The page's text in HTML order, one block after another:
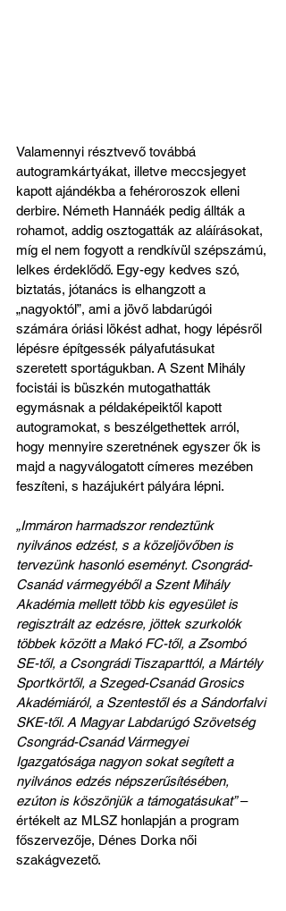
Valamennyi résztvevő továbbá
autogramkártyákat, illetve meccsjegyet
kapott ajándékba a fehéroroszok elleni
derbire. Németh Hannáék pedig állták a
rohamot, addig osztogatták az aláírásokat,
míg el nem fogyott a rendkívül szépszámú,
lelkes érdeklődő. Egy-egy kedves szó,
biztatás, jótanács is elhangzott a
„nagyoktól”, ami a jövő labdarúgói
számára óriási lökést adhat, hogy lépésről
lépésre építgessék pályafutásukat
szeretett sportágukban. A Szent Mihály
focistái is büszkén mutogathatták
egymásnak a példaképeiktől kapott
autogramokat, s beszélgethettek arról,
hogy mennyire szeretnének egyszer ők is
majd a nagyválogatott címeres mezében
feszíteni, s hazájukért pályára lépni.
„Immáron harmadszor rendeztünk
nyilvános edzést, s a közeljövőben is
tervezünk hasonló eseményt. Csongrád-
Csanád vármegyéből a Szent Mihály
Akadémia mellett több kis egyesület is
regisztrált az edzésre, jöttek szurkolók
többek között a Makó FC-től, a Zsombó
SE-től, a Csongrádi Tiszaparttól, a Mártély
Sportkörtől, a Szeged-Csanád Grosics
Akadémiáról, a Szentestől és a Sándorfalvi
SKE-től. A Magyar Labdarúgó Szövetség
Csongrád-Csanád Vármegyei
Igazgatósága nagyon sokat segített a
nyilvános edzés népszerűsítésében,
ezúton is köszönjük a támogatásukat” –
értékelt az MLSZ honlapján a program
főszervezője, Dénes Dorka női
szakágvezető.